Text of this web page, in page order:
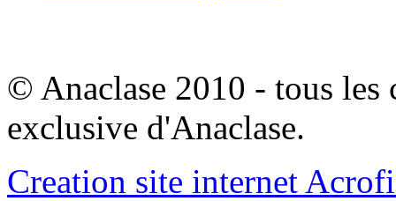
© Anaclase 2010 - tous les
exclusive d'Anaclase.
Creation site internet